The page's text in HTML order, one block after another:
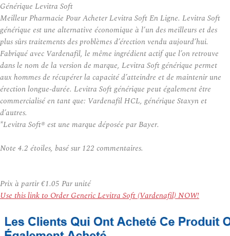
Générique Levitra Soft
Meilleur Pharmacie Pour Acheter Levitra Soft En Ligne. Levitra Soft
générique est une alternative économique à l’un des meilleurs et des
plus sûrs traitements des problèmes d’érection vendu aujourd’hui.
Fabriqué avec Vardenafil, le même ingrédient actif que l’on retrouve
dans le nom de la version de marque, Levitra Soft générique permet
aux hommes de récupérer la capacité d’atteindre et de maintenir une
érection longue-durée. Levitra Soft générique peut également être
commercialisé en tant que: Vardenafil HCL, générique Staxyn et
d’autres.
*Levitra Soft® est une marque déposée par Bayer.
Note 4.2 étoiles, basé sur 122 commentaires.
Prix à partir€1.05 Par unité
Use this link to Order Generic Levitra Soft (Vardenafil) NOW!